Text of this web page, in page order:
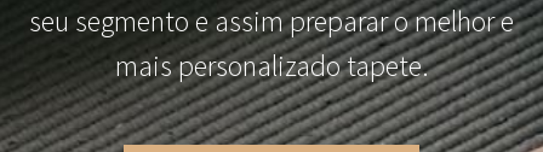
seu segmento e assim preparar o melhor e
mais personalizado tapete.